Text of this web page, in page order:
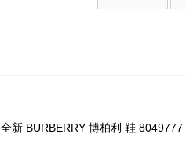
全新 BURBERRY 博柏利 鞋